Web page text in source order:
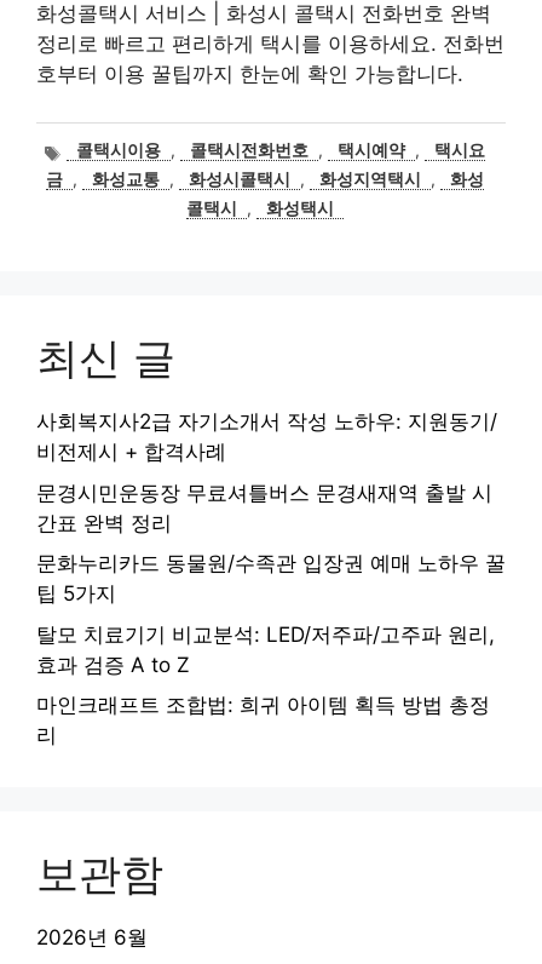
화성콜택시 서비스 | 화성시 콜택시 전화번호 완벽
정리로 빠르고 편리하게 택시를 이용하세요. 전화번
호부터 이용 꿀팁까지 한눈에 확인 가능합니다.
태콜택시이용 , 콜택시전화번호 , 택시예약 ,
택시요
금 , 화성교통 , 화성시콜택시 , 화성지역택시 ,
화성
콜택시
, 화성택시
최신 글
사회복지사2급 자기소개서 작성 노하우: 지원동기/
비전제시 + 합격사례
문경시민운동장 무료셔틀버스 문경새재역 출발 시
간표 완벽 정리
문화누리카드 동물원/수족관 입장권 예매 노하우 꿀
팁 5가지
탈모 치료기기 비교분석: LED/저주파/고주파 원리,
효과 검증 A to Z
마인크래프트 조합법: 희귀 아이템 획득 방법 총정
리
보관함
2026년 6월